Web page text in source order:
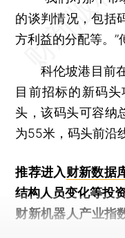
的谈判情况，包括
方利益的分配等。”
科伦坡港目前在
目前招标的新码
头，该码头可容纳
为55米，码头前沿
推荐进入财新数据
结构人员变化等投资
财新机器人产业指